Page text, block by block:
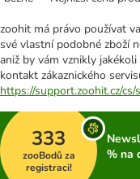
zoohit má právo používat
své vlastní podobné zboží
aniž by vám vznikly
kontakt zákaznického
https://support.zoohit.cz/
333
zooBodů za
registraci!
% na